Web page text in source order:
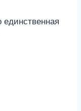
единственная